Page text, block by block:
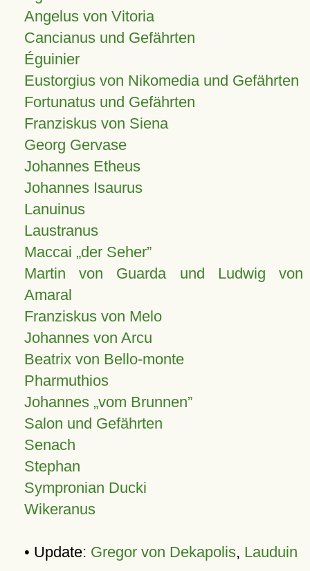
Angelus von Vitoria
Cancianus und Gefährten
Éguinier
Eustorgius von Nikomedia und Gefährten
Fortunatus und Gefährten
Franziskus von Siena
Georg Gervase
Johannes Etheus
Johannes Isaurus
Lanuinus
Laustranus
Maccai „der Seher”
Martin von Guarda und Ludwig von
Amaral
Franziskus von Melo
Johannes von Arcu
Beatrix von Bello-monte
Pharmuthios
Johannes vom Brunnen
Salon und Gefährten
Senach
Stephan
Sympronian Ducki
Wikeranus
• Update: Gregor von Dekapolis, Lauduin